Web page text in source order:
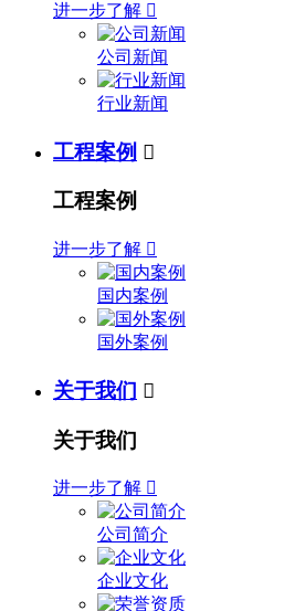
进一步了解 
公司新闻
行业新闻
工程案例 
工程案例
进一步了解 
国内案例
国外案例
关于我们 
关于我们
进一步了解 
公司简介
企业文化